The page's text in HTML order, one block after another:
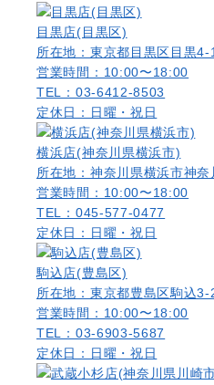
目黒店(目黒区)
所在地：東京都目黒区目黒
営業時間：10:00〜18:00
TEL：03-6412-8503
定休日：日曜・祝日
横浜店(神奈川県横浜市)
所在地：神奈川県横浜市神
営業時間：10:00〜18:00
TEL：045-577-0477
定休日：日曜・祝日
駒込店(豊島区)
所在地：東京都豊島区駒込3-
営業時間：10:00〜18:00
TEL：03-6903-5687
定休日：日曜・祝日